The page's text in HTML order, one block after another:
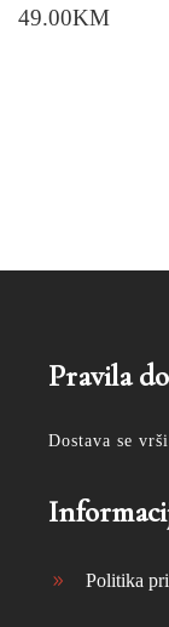
49.00KM
Pravila
Dostava se
Politika